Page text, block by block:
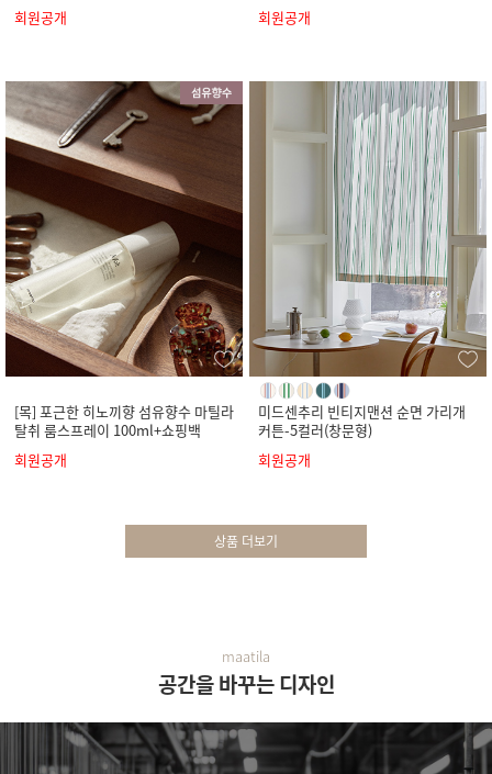
회원공개
회원공개
[목] 포근한 히노끼향 섬유향수 마틸라
탈취 룸스프레이 100ml+쇼핑백
회원공개
미드센추리 빈티지맨션 순면 가리개
커튼-5컬러(창문형)
회원공개
상품 더보기
maatila
공간을 바꾸는 디자인